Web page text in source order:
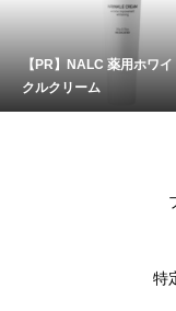
【PR】NALC 薬用ホワ
クルクリーム
特